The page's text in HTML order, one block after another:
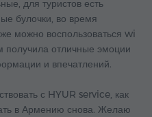
для туристов есть
булочки, во время
можно воспользоваться wi
отличные эмоции
и впечатлений.
с HYUR service, как
в Армению снова. Желаю